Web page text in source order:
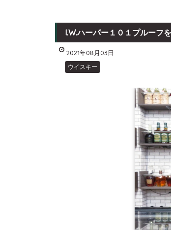
I.W.ハーパー１０１プルーフ
2021年08月03日
ウイスキー